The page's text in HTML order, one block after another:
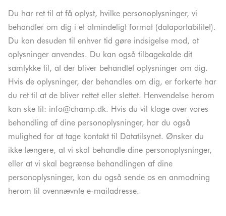
Du har ret til at få oplyst, hvilke personoplysninger, vi
behandler om dig i et almindeligt format (dataportabilitet).
Du kan desuden til enhver tid gøre indsigelse mod, at
oplysninger anvendes. Du kan også tilbagekalde dit
samtykke til, at der bliver behandlet oplysninger om dig.
Hvis de oplysninger, der behandles om dig, er forkerte har
du ret til at de bliver rettet eller slettet. Henvendelse herom
kan ske til: info@champ.dk. Hvis du vil klage over vores
behandling af dine personoplysninger, har du også
mulighed for at tage kontakt til Datatilsynet. Ønsker du
ikke længere, at vi skal behandle dine personoplysninger,
eller at vi skal begrænse behandlingen af dine
personoplysninger, kan du også sende os en anmodning
herom til ovennævnte e-mailadresse.